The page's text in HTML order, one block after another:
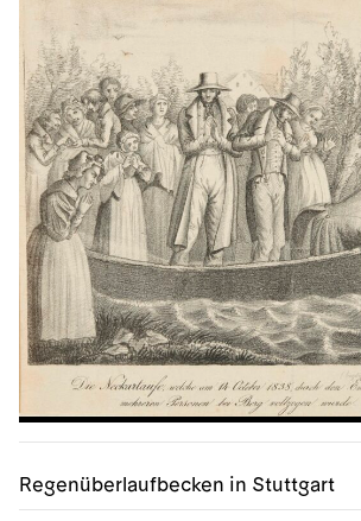
Regenüberlaufbecken in Stuttgart